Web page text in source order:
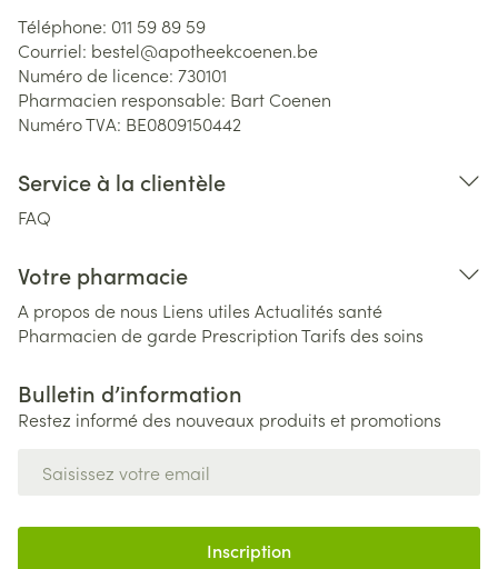
Téléphone: 011 59 89 59
Courriel: bestel@apotheekcoenen.be
Numéro de licence: 730101
Pharmacien responsable: Bart Coenen
Numéro TVA: BE0809150442
Service à la clientèle
FAQ
Votre pharmacie
A propos de nous Liens utiles Actualités santé
Pharmacien de garde PrescriptionTarifs des soins
Bulletin d’information
Restez informé des nouveaux produits et promotions
Inscription